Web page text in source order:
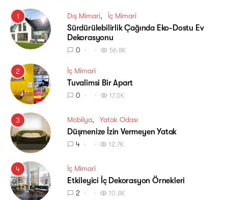
1 Dış Mimari İç Mimari
Sürdürülebilirlik Çağında Eko-Dostu Ev
Dekorasyonu
0 56.8K
2 İç Mimari
Tuvalimsi Bir Apart
0 17.0K
3 Mobilya Yatak Odası
Düşmenize İzin Vermeyen Yatak
4 12.7K
4 İç Mimari
Etkileyici İç Dekorasyon Örnekleri
2 10.8K